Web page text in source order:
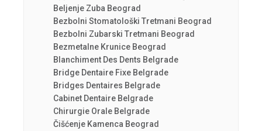
Beljenje Zuba Beograd
Bezbolni Stomatološki Tretmani Beograd
Bezbolni Zubarski Tretmani Beograd
Bezmetalne Krunice Beograd
Blanchiment Des Dents Belgrade
Bridge Dentaire Fixe Belgrade
Bridges Dentaires Belgrade
Cabinet Dentaire Belgrade
Chirurgie Orale Belgrade
Čišćenje Kamenca Beograd